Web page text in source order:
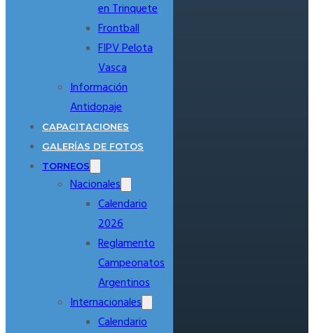
en Trinquete
Frontball
FIPV Pelota
Vasca
Información
Antidopaje
CAPACITACIONES
GALERÍAS DE FOTOS
TORNEOS
Nacionales
Calendario
2026
Reglamento
Campeonatos
Argentinos
Internacionales
Calendario